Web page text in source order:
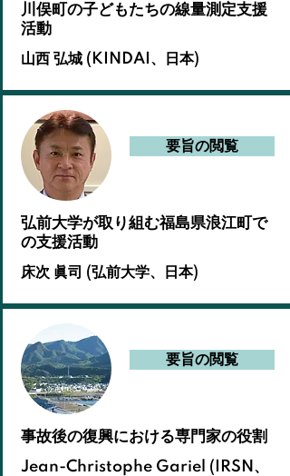
川俣町の子どもたちの線量測定支援
活動
山西 弘城 (KINDAI、日本)
要旨の閲覧
弘前大学が取り組む福島県浪江町で
の支援活動
床次 眞司 (弘前⼤学、日本)
要旨の閲覧
事故後の復興における専門家の役割
Jean-Christophe Gariel (IRSN、